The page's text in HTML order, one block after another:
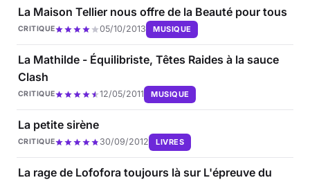
La Maison Tellier nous offre de la Beauté pour tous
CRITIQUE 05/10/2013 MUSIQUE
La Mathilde - Équilibriste, Têtes Raides à la sauce
Clash
CRITIQUE 12/05/2011 MUSIQUE
La petite sirène
CRITIQUE 30/09/2012 LIVRES
La rage de Lofofora toujours là sur L'épreuve du